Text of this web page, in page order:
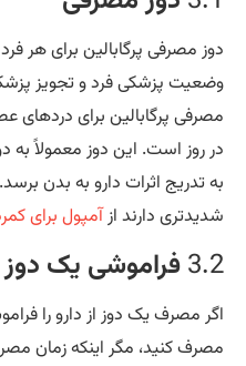
مصرفی پرگابالین برای هر فرد
پزشکی فرد و تجویز پزشک
روز است. این دوز معمولاً به دو
تدریج اثرات دارو به بدن برسد.
دارند ازآمپول برای کمردرد
فراموشی یک دوز
مصرف یک دوز از دارو را فراموش
کنید، مگر اینکه زمان مصرف